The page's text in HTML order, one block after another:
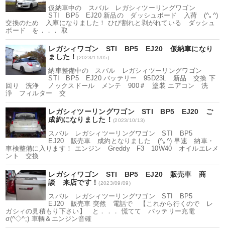
仮納車中の スバル レガシィツーリングワゴン
STI BP5 EJ20 新品の ダッシュボード 入荷 (^｡^)
交換のため 入庫になりました！ ひび割れと剥がれている ダッシュ
ボード を．．． 取
レガシィワゴン STI BP5 EJ20 仮納車になり
ました！(2023/11/05)
納車整備中の スバル レガシィツーリングワゴン
STI BP5 EJ20 バッテリー 95D23L 新品 交換 下
回り 洗浄 ノックスドール メンテ 900＃ 塗装 エアコン 洗
浄 フィルター 交
レガシィツーリングワゴン STI BP5 EJ20 ご
成約になりました！ (2023/10/13)
スバル レガシィツーリングワゴン STI BP5
EJ20 販売車 成約となりました (^｡^) 早速 納車・
車検整備に入ります！ エンジン Greddy F3 10W40 オイルエレメ
ント 交換
レガシィワゴン STI BP5 EJ20 販売車 商
談 来店です！(2023/09/09)
スバル レガシィツーリングワゴン STI BP5
EJ20 販売車 突然 電話で 【これから行くので レ
ガシィの見積もり下さい】 と．．． 慌てて バッテリー充電
σ(^◇^;) 車輌＆エンジン音確